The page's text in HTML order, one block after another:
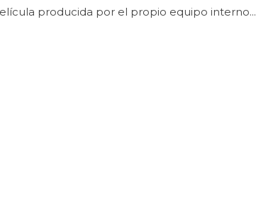
producida por el propio equipo interno...